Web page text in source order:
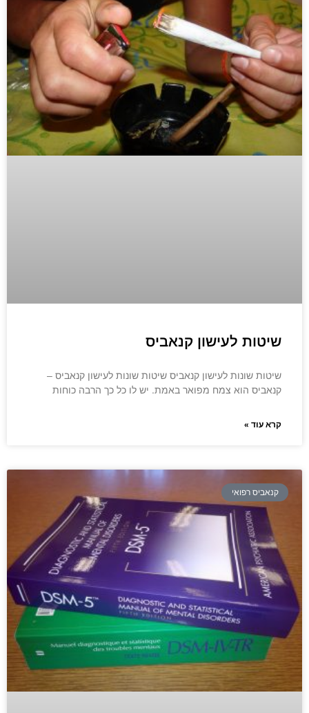
שיטות לעישון קנאביס
שיטות שונות לעישון קנאביס שיטות שונות לעישון קנאביס –
קנאביס הוא צמח מפואר באמת. יש לו כל כך הרבה כוחות
קרא עוד »
קנאביס רפואי